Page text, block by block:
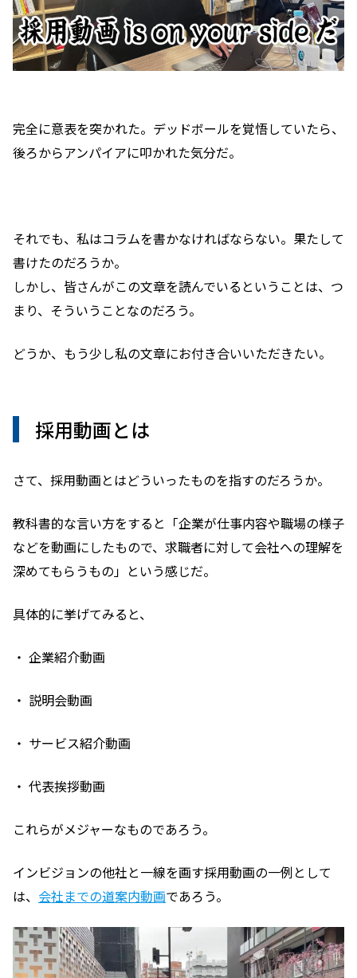
完全に意表を突かれた。デッドボールを覚悟していたら、
後ろからアンパイアに叩かれた気分だ。
それでも、私はコラムを書かなければならない。果たして
書けたのだろうか。
しかし、皆さんがこの文章を読んでいるということは、つ
まり、そういうことなのだろう。
どうか、もう少し私の文章にお付き合いいただきたい。
採用動画とは
さて、採用動画とはどういったものを指すのだろうか。
教科書的な言い方をすると「企業が仕事内容や職場の様子
などを動画にしたもので、求職者に対して会社への理解を
深めてもらうもの」という感じだ。
具体的に挙げてみると、
・ 企業紹介動画
・ 説明会動画
・ サービス紹介動画
・ 代表挨拶動画
これらがメジャーなものであろう。
インビジョンの他社と一線を画す採用動画の一例として
は、 会社までの道案内動画であろう。